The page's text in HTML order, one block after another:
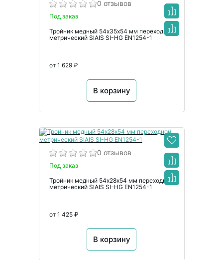
0 отзывов
Под заказ
Тройник медный 54х35х54 мм переходной
метрический SIAIS SI-HG EN1254-1
от 1 629 ₽
В корзину
0 отзывов
Под заказ
Тройник медный 54х28х54 мм переходной
метрический SIAIS SI-HG EN1254-1
от 1 425 ₽
В корзину